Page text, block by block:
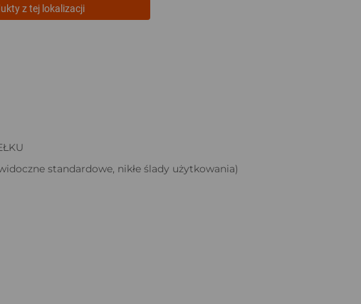
z tej lokalizacji
standardowe, nikłe ślady użytkowania)